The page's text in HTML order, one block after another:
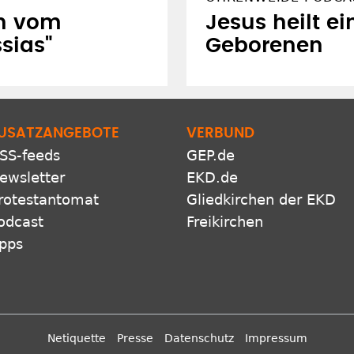
vom
Jesus heilt
Geborenen
feeds
VERBUND
GEP.de
EKD.de
Gliedkirchen der EKD
Freikirchen
Netiquette Presse Datenschutz Impressum